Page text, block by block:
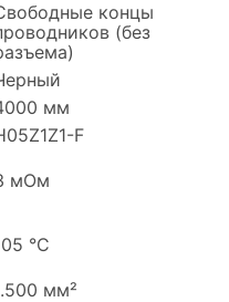
концы
(без
мм
F
мОм
°C
мм²